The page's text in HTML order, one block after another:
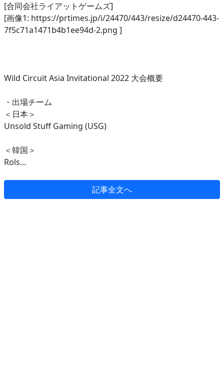
[合同会社ライアットゲームズ]
[画像1: https://prtimes.jp/i/24470/443/resize/d24470-443-
7f5c71a1471b4b1ee94d-2.png ]
Wild Circuit Asia Invitational 2022 大会概要
・出場チーム
＜日本＞
Unsold Stuff Gaming (USG)
＜韓国＞
Rols...
記事全文へ